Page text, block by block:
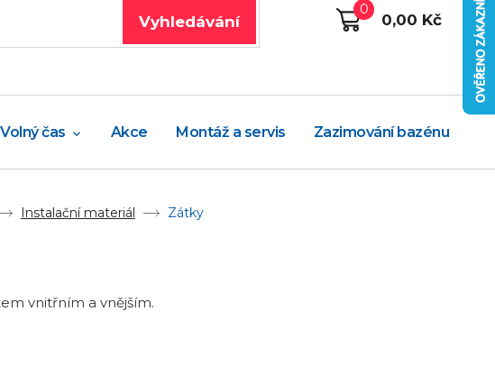
Vyhledávání
0
0,00 Kč
Volný čas Akce Montáž a servis Zazimování bazénu
Instalační materiál Zátky
vnitřním a vnějším.